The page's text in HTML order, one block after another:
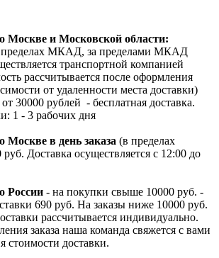
Москве и Московской области:
пределах МКАД, за пределами МКАД
транспортной компанией
рассчитывается после оформления
от удаленности места доставки)
30000 рублей - бесплатная доставка.
1 - 3 рабочих дня
Москве в день заказа (в пределах
Доставка осуществляется с 12:00 до
России - на покупки свыше 10000 руб. -
690 руб. На заказы ниже 10000 руб.
рассчитывается индивидуально.
заказа наша команда свяжется с вами
стоимости доставки.